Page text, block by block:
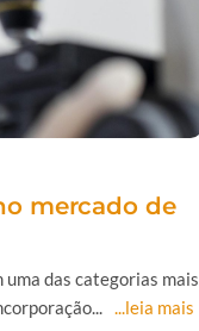
mercado de
das categorias mais
...leia mais